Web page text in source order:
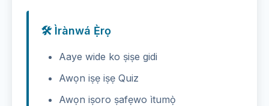
🛠️ Ìrànwá Ẹ̀rọ
Aaye wide ko ṣiṣe gidi
Awọn iṣẹ iṣẹ Quiz
Awọn iṣoro ṣafẹwo ìtumọ̀